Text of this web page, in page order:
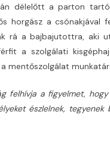
délelőtt a parton
horgász a csónakjával
rá a bajbajutottra, aki
a szolgálati
mentőszolgálat
felhívja a figyelmet,
észlelnek, tegyenek